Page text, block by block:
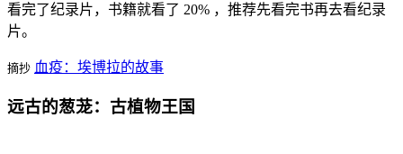
看完了纪录片，书籍就看了 20% ，推荐先看完书再去看纪录
片。
摘抄 血疫：埃博拉的故事
远古的葱茏：古植物王国